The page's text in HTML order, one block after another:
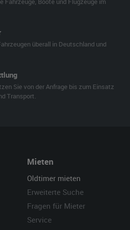
überall in Deutschland und
Sie von der Anfrage bis zum Einsatz
Transport.
Mieten
Oldtimer mieten
Erweiterte Suche
Fragen für Mieter
Service